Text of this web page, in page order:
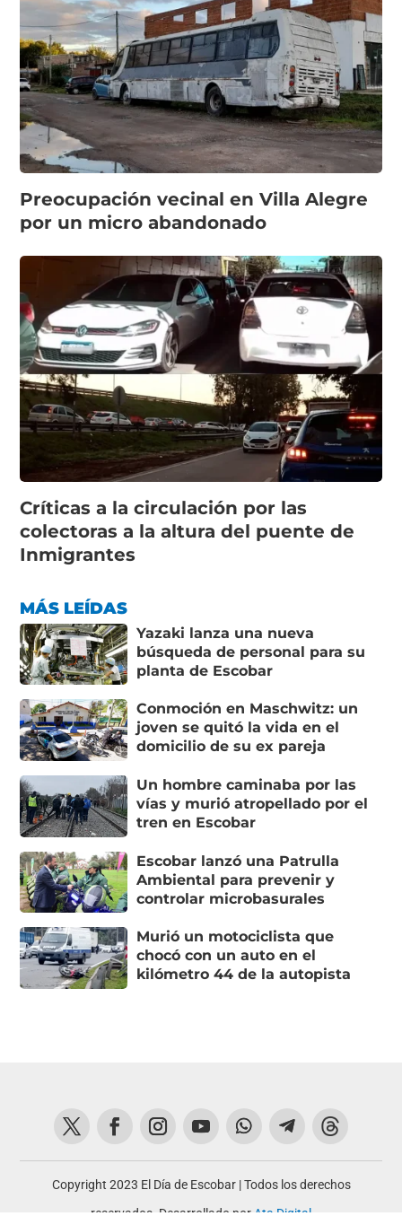
Preocupación vecinal en Villa Alegre
por un micro abandonado
Críticas a la circulación por las
colectoras a la altura del puente de
Inmigrantes
MÁS LEÍDAS
Yazaki lanza una nueva
búsqueda de personal para su
planta de Escobar
Conmoción en Maschwitz: un
joven se quitó la vida en el
domicilio de su ex pareja
Un hombre caminaba por las
vías y murió atropellado por el
tren en Escobar
Escobar lanzó una Patrulla
Ambiental para prevenir y
controlar microbasurales
Murió un motociclista que
chocó con un auto en el
kilómetro 44 de la autopista
Copyright 2023 El Día de Escobar | Todos los derechos
reservados. Desarrollado por Ata Digital